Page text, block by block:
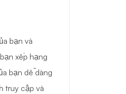
bạn và
xếp hạng
bạn dễ dàng
truy cập và